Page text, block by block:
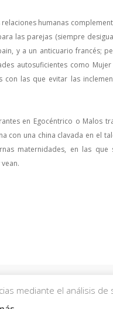
humanas
las parejas (siempre
y a un anticuario francés;
autosuficientes como
las que evitar las
en Egocéntrico o Malos
con una china clavada en el
maternidades, en las que
| Condiciones de compraaquí
mediante el análisis de